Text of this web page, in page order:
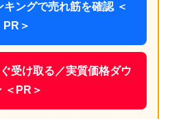
ングで売れ筋を確認 ＜
PR＞
受け取る／実質価格ダウ
＜PR＞